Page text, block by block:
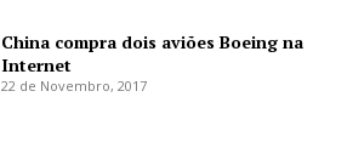
China compra dois aviões Boeing na
Internet
22 de Novembro, 2017